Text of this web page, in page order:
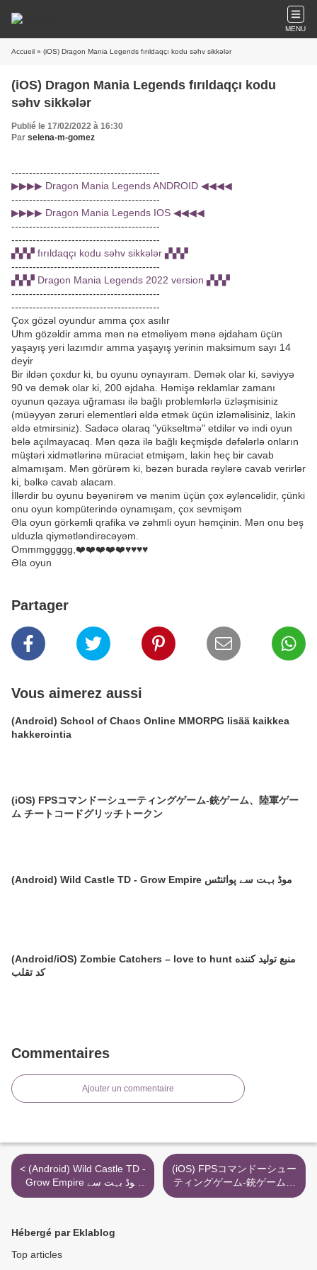
MENU
Accueil » (iOS) Dragon Mania Legends fırıldaqçı kodu səhv sikkələr
(iOS) Dragon Mania Legends fırıldaqçı kodu
səhv sikkələr
Publié le 17/02/2022 à 16:30
Par selena-m-gomez
------------------------------------------
▶▶▶▶ Dragon Mania Legends ANDROID ◀◀◀◀
------------------------------------------
▶▶▶▶ Dragon Mania Legends IOS ◀◀◀◀
------------------------------------------
------------------------------------------
▞▞▞ fırıldaqçı kodu səhv sikkələr ▞▞▞
------------------------------------------
▞▞▞ Dragon Mania Legends 2022 version ▞▞▞
------------------------------------------
------------------------------------------
Çox gözəl oyundur amma çox asılır
Uhm gözəldir amma mən nə etməliyəm mənə əjdaham üçün
yaşayış yeri lazımdır amma yaşayış yerinin maksimum sayı 14
deyir
Bir ildən çoxdur ki, bu oyunu oynayıram. Demək olar ki, səviyyə
90 və demək olar ki, 200 əjdaha. Həmişə reklamlar zamanı
oyunun qəzaya uğraması ilə bağlı problemlərlə üzləşmisiniz
(müəyyən zəruri elementləri əldə etmək üçün izləməlisiniz, lakin
əldə etmirsiniz). Sadəcə olaraq "yükseltmə" etdilər və indi oyun
belə açılmayacaq. Mən qəza ilə bağlı keçmişdə dəfələrlə onların
müştəri xidmətlərinə müraciət etmişəm, lakin heç bir cavab
almamışam. Mən görürəm ki, bəzən burada rəylərə cavab verirlər
ki, bəlkə cavab alacam.
İllərdir bu oyunu bəyənirəm və mənim üçün çox əyləncəlidir, çünki
onu oyun kompüterində oynamışam, çox sevmişəm
Əla oyun görkəmli qrafika və zəhmli oyun həmçinin. Mən onu beş
ulduzla qiymətləndirəcəyəm.
Ommmggggg,❤️❤️❤️❤️❤️♥️♥️♥️♥️
Əla oyun
Partager
Vous aimerez aussi
(Android) School of Chaos Online MMORPG lisää kaikkea
hakkerointia
(iOS) FPSコマンドーシューティングゲーム-銃ゲーム、陸軍ゲー
ム チートコードグリッチトークン
(Android) Wild Castle TD - Grow Empire موڈ بہت سے پوائنٹس
(Android/iOS) Zombie Catchers – love to hunt منبع تولید کننده
کد تقلب
Commentaires
Ajouter un commentaire
< (Android) Wild Castle TD -
Grow Empire موڈ بہت سے
پوائنٹس
(iOS) FPSコマンドーシュー
ティングゲーム-銃ゲーム、
陸軍ゲーム チートコードグ
Hébergé par Eklablog
Top articles